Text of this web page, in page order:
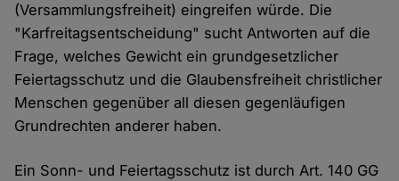
(Versammlungsfreiheit) eingreifen würde. Die
"Karfreitagsentscheidung" sucht Antworten auf die
Frage, welches Gewicht ein grundgesetzlicher
Feiertagsschutz und die Glaubensfreiheit christlicher
Menschen gegenüber all diesen gegenläufigen
Grundrechten anderer haben.
Ein Sonn- und Feiertagsschutz ist durch Art. 140 GG